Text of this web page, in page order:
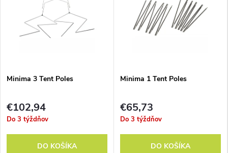
Minima 3 Tent Poles
€102,94
Do 3 týždňov
DO KOŠÍKA
Minima 1 Tent Poles
€65,73
Do 3 týždňov
DO KOŠÍKA